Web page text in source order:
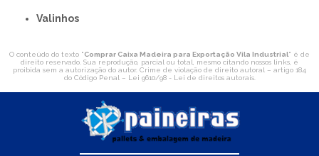
Valinhos
O conteúdo do texto "Comprar Caixa Madeira para Exportação Vila Industrial" é de
direito reservado. Sua reprodução, parcial ou total, mesmo citando nossos links, é
proibida sem a autorização do autor. Crime de violação de direito autoral – artigo 184
do Código Penal – Lei 9610/98 - Lei de direitos autorais.